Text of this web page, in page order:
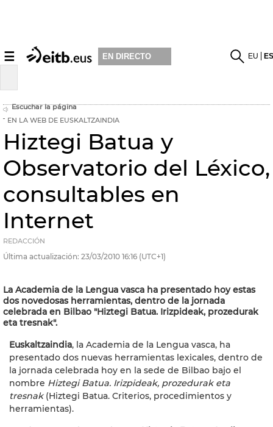
☰ EN DIRECTO EU
Escuchar la página
EN LA WEB DE EUSKALTZAINDIA
Hiztegi Batua y
Observatorio del Léxico,
consultables en
Internet
REDACCIÓN
Última actualización: 23/03/2010 16:16 (UTC+1)
La Academia de la Lengua vasca ha presentado hoy estas
dos novedosas herramientas, dentro de la jornada
celebrada en Bilbao "Hiztegi Batua. Irizpideak, prozedurak
eta tresnak".
Euskaltzaindia, la Academia de la Lengua vasca, ha
presentado dos nuevas herramientas lexicales, dentro de
la jornada celebrada hoy en la sede de Bilbao bajo el
nombre Hiztegi Batua. Irizpideak, prozedurak eta
tresnak(Hiztegi Batua. Criterios, procedimientos y
herramientas).